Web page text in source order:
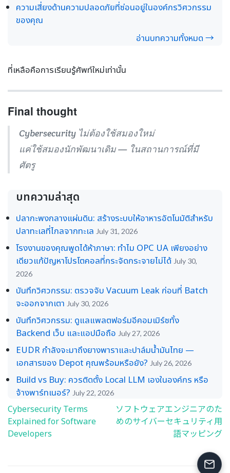
ความเสี่ยงด้านความปลอดภัยที่ซ่อนอยู่ในองค์กรวิศวกรรม
ของคุณ
อ่านบทความทั้งหมด →
ที่เหลือคือการเรียนรู้ศัพท์ใหม่เท่านั้น
Final thought
Cybersecurity ไม่ต้องใช้สมองใหม่
แค่ใช้สมองนักพัฒนาเดิม — ในสถานการณ์ที่มี
ศัตรู
บทความล่าสุด
ปลากะพงกลางแผ่นดิน: สร้างระบบให้อาหารอัตโนมัติสำหรับ
ปลาทะเลที่ไกลจากทะเล July 31, 2026
โรงงานของคุณพูดได้ห้าภาษา: ทำไม OPC UA เพียงอย่าง
เดียวแก้ปัญหาโปรโตคอลที่กระจัดกระจายไม่ได้ July 30,
2026
บันทึกวิศวกรรม: ตรวจจับ Vacuum Leak ก่อนที่ Batch
จะออกจากเตา July 30, 2026
บันทึกวิศวกรรม: ดูแลแพลตฟอร์มอีคอมเมิร์ซทั้ง
Backend เว็บ และแอปมือถือ July 27, 2026
EUDR กำลังจะมาถึงยางพาราและปาล์มน้ำมันไทย —
เอกสารของ Depot คุณพร้อมหรือยัง? July 26, 2026
Build vs Buy: ควรติดตั้ง Local LLM เองในองค์กร หรือ
จ้างพาร์ทเนอร์? July 22, 2026
Post
navigation
Cybersecurity Terms
Explained for Software
Developers
ソフトウェアエンジニアのた
めのサイバーセキュリティ用
語マッピング